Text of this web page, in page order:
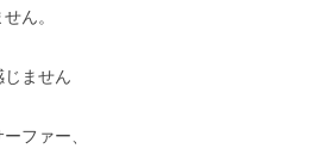
ん。
ません
ファー、